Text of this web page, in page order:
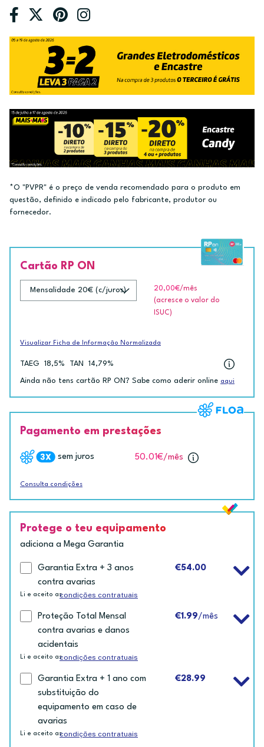
*O "PVPR" é o preço de venda recomendado para o produto em
questão, definido e indicado pelo fabricante, produtor ou
fornecedor.
Cartão RP ON
20,00€/mês
(acresce o valor do
ISUC)
Visualizar Ficha de Informação Normalizada
TAEG 18,5% TAN 14,79%
Ainda não tens cartão RP ON? Sabe como aderir online aqui
Pagamento em prestações
sem juros 50.01€/mês
Consulta condições
Protege o teu equipamento
adiciona a Mega Garantia
Garantia Extra + 3 anos
contra avarias
€54.00
Li e aceito ascondições contratuais
Proteção Total Mensal
contra avarias e danos
acidentais
€1.99/mês
Li e aceito ascondições contratuais
Garantia Extra + 1 ano com
substituição do
equipamento em caso de
avarias
€28.99
Li e aceito ascondições contratuais